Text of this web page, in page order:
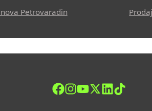
Petrovaradin